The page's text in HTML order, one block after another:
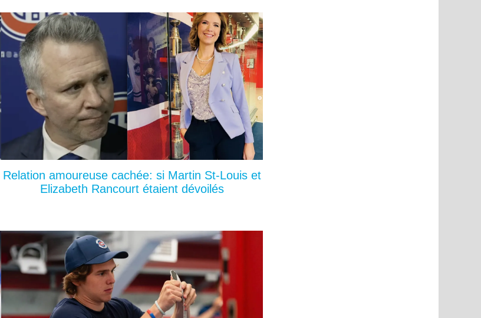
Relation amoureuse cachée: si Martin St-Louis et
Elizabeth Rancourt étaient dévoilés